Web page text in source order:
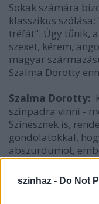
szinhaz - Do Not
Sokak számára
klasszikus
tréfát". Úgy tűnik,
szexet, kérem,
magyar
Szalma Dorotty
Szalma Dorotty:
színpadra vinni -
Színésznek is,
gondolatokkal,
abszurdumot,
beletartozik a
úgy, mint a
komédia